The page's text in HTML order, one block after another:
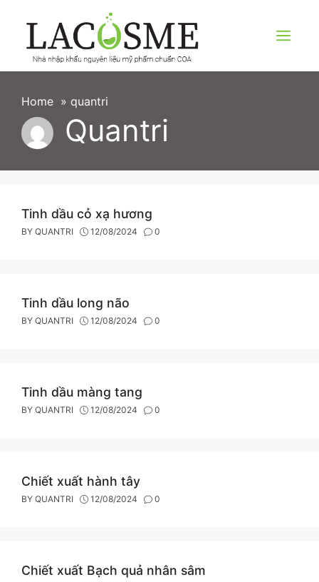
content
Menu
Home » quantri
Quantri
Tinh dầu cỏ xạ hương
BY QUANTRI 12/08/2024 0
Tinh dầu long não
BY QUANTRI 12/08/2024 0
Tinh dầu màng tang
BY QUANTRI 12/08/2024 0
Chiết xuất hành tây
BY QUANTRI 12/08/2024 0
Chiết xuất Bạch quả nhân sâm